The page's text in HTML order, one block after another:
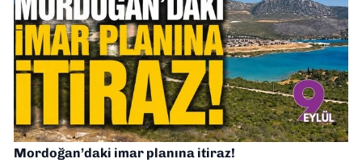
Mordoğan’daki imar planına itiraz!